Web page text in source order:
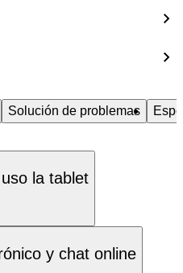
Solución de problemas
la tablet
y chat online